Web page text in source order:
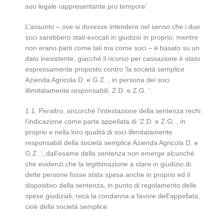
suo legale rappresentante pro tempore’.
L’assunto – ove si dovesse intendere nel senso che i due
soci sarebbero stati evocati in giudizio in proprio, mentre
non erano parti come tali ma come soci – è basato su un
dato inesistente, giacché il ricorso per cassazione è stato
espressamente proposto contro ‘la società semplice
Azienda Agricola D. e G.Z. , in persona dei soci
illimitatamente responsabili, Z.D. e Z.G. ‘.
1.1. Peraltro, ancorché l’intestazione della sentenza rechi
l’indicazione come parte appellata di ‘Z.D. e Z.G. , in
proprio e nella loro qualità di soci illimitatamente
responsabili della società semplice Azienda Agricola D. e
G.Z. ‘, dall’esame della sentenza non emerge alcunché
che evidenzi che la legittimazione a stare in giudizio di
dette persone fosse stata spesa anche in proprio ed il
dispositivo della sentenza, in punto di regolamento delle
spese giudiziali, reca la condanna a favore dell’appellata,
cioè della società semplice.